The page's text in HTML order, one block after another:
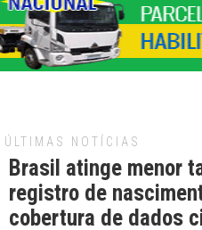
ÚLTIMAS NOTÍCIAS
Brasil atinge menor
registro de
cobertura de dados